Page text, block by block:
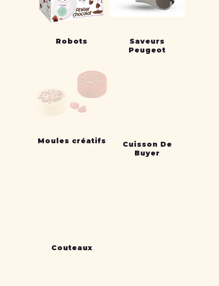
Robots
Moules créatifs
Saveurs
Peugeot
Cuisson De
Buyer